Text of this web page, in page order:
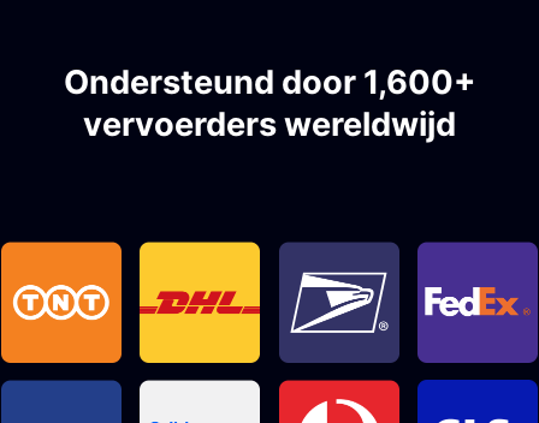
Ondersteund door 1,600+
vervoerders wereldwijd